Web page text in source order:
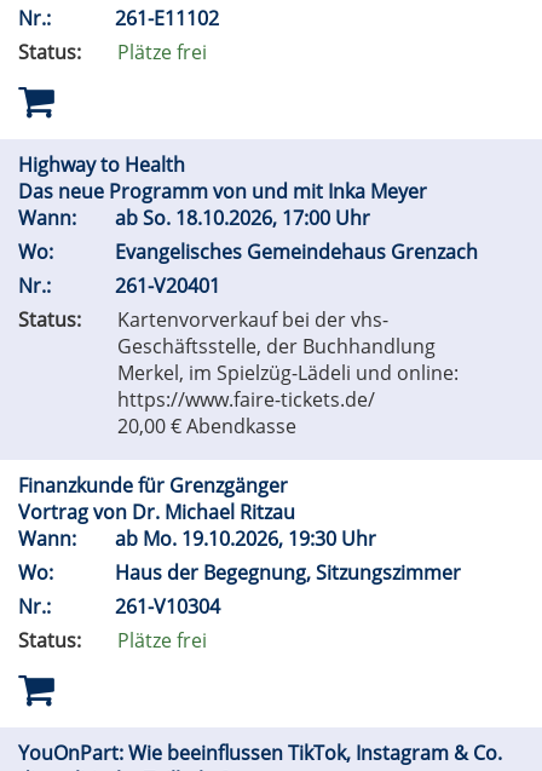
Nr.:
261-E11102
Status:
Plätze frei
Highway to Health
Das neue Programm von und mit Inka Meyer
Wann:
abSo. 18.10.2026, 17:00 Uhr
Wo:
Evangelisches Gemeindehaus Grenzach
Nr.:
261-V20401
Status:
Kartenvorverkauf bei der vhs-
Geschäftsstelle, der Buchhandlung
Merkel, im Spielzüg-Lädeli und online:
https://www.faire-tickets.de/
20,00 € Abendkasse
Finanzkunde für Grenzgänger
Vortrag von Dr. Michael Ritzau
Wann:
ab Mo. 19.10.2026, 19:30 Uhr
Wo:
Haus der Begegnung, Sitzungszimmer
Nr.:
261-V10304
Status:
Plätze frei
YouOnPart: Wie beeinflussen TikTok, Instagram & Co.